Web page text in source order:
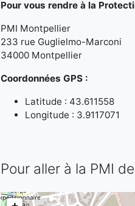
Pour vous rendre à la
PMI Montpellier
233 rue Guglielmo-Marconi
34000 Montpellier
Coordonnées GPS :
Latitude : 43.611558
Longitude : 3.9117071
Pour aller à la PMI